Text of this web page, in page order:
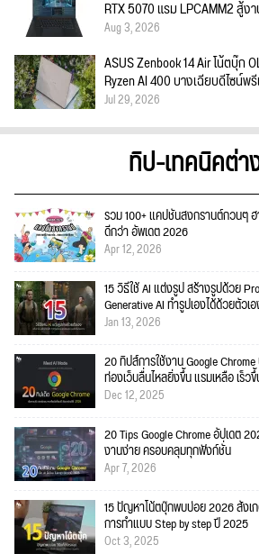
RTX 5070 แรม LPCAMM2 สู้ง
Aug 3, 2026
ASUS Zenbook 14 Air โน้ตบุ๊ก
Ryzen AI 400 บางเฉียบดีไซน์พ
Jul 29, 2026
ทิป-เทคนิคต่
รวม 100+ แคปชั่นสงกรานต์กวนๆ
ดีกว่า อัพเดต 2026
Apr 12, 2026
15 วิธีใช้ AI แต่งรูป สร้างรูปด้วย
Generative AI ทำรูปเองได้ด้วยตัวเ
Jan 13, 2026
20 ทิปส์การใช้งาน Google
ท่องเว็บลื่นไหลยิ่งขึ้น แรมเหลือ เร็ว
Dec 12, 2025
20 Tips Google Chrome อัปเดต
งานง่าย ครอบคลุมทุกฟังก์ชั่น
Apr 7, 2026
15 ปัญหาโน้ตบุ๊กพบบ่อย 2026 สังเ
การทำแบบ Step by step ปี 2025
Oct 3, 2025